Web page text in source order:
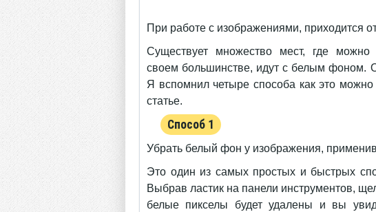
При работе с изображениями, приходится
Существует множество мест, где
своем большинстве, идут с белым фоном.
Я вспомнил четыре способа как это
статье.
Способ 1
Убрать белый фон у изображения,
Это один из самых простых и быстрых
Выбрав ластик на панели инструментов,
белые пикселы будет удалены и вы